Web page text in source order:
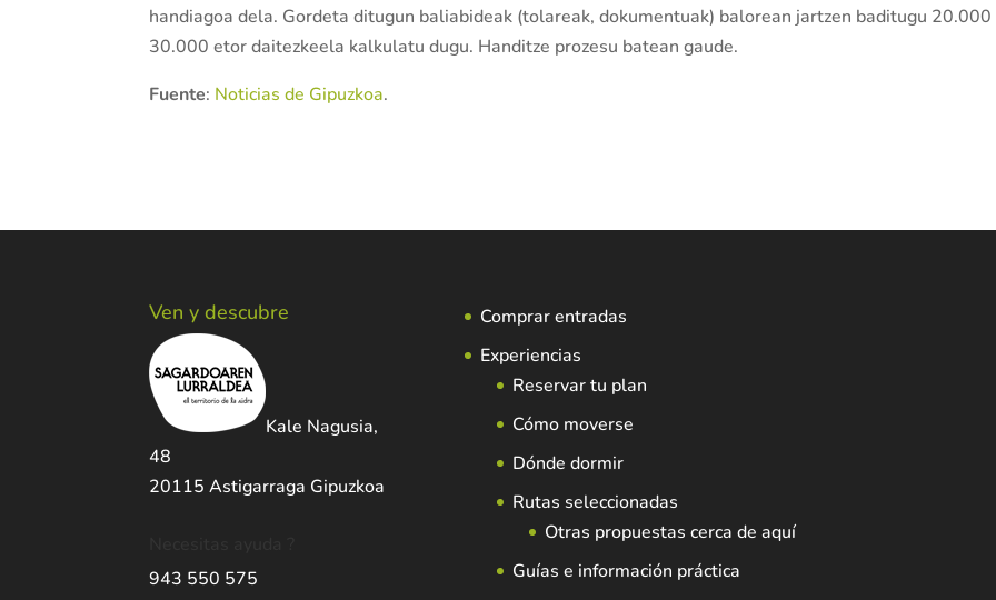
handiagoa dela. Gordeta ditugun baliabideak (tolareak, dokumentuak) balorean jartzen baditugu 20.000
30.000 etor daitezkeela kalkulatu dugu. Handitze prozesu batean gaude.
Fuente: Noticias de Gipuzkoa.
Ven y descubre
Kale Nagusia,
48
20115 Astigarraga Gipuzkoa
943 550 575
Comprar entradas
Experiencias
Reservar tu plan
Cómo moverse
Dónde dormir
Rutas seleccionadas
Otras propuestas cerca de aquí
Guías e información práctica